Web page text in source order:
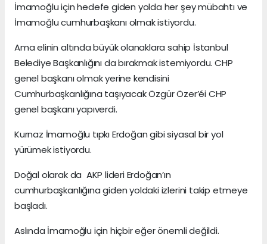
İmamoğlu için hedefe giden yolda her şey mübahtı ve
İmamoğlu cumhurbaşkanı olmak istiyordu.
Ama elinin altında büyük olanaklara sahip İstanbul
Belediye Başkanlığını da bırakmak istemiyordu. CHP
genel başkanı olmak yerine kendisini
Cumhurbaşkanlığına taşıyacak Özgür Özer’éi CHP
genel başkanı yapıverdi.
Kurnaz İmamoğlu tıpkı Erdoğan gibi siyasal bir yol
yürümek istiyordu.
Doğal olarak da AKP lideri Erdoğan’ın
cumhurbaşkanlığına giden yoldaki izlerini takip etmeye
başladı.
Aslında İmamoğlu için hiçbir eğer önemli değildi.